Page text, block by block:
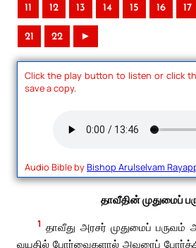
11 12 13 14 15 16 17
21 22 ►
Click the play button to listen or click
save a copy.
Audio Bible byBishop Arulselvam
தாவீதின் முதுமைப்
1 தாவீது அரசர் முதுமைப்
வயதில் போர்வைகளால் அவரைப்